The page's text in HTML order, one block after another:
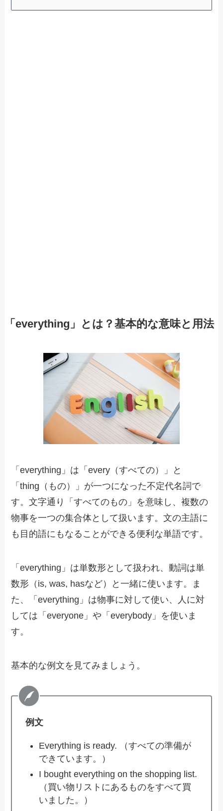
「everything」とは？基本的な意味と用法
「everything」は「every（すべての）」と
「thing（もの）」が一つになった不定代名詞で
す。文字通り「すべてのもの」を意味し、複数の
物事を一つの集合体として扱います。文の主語に
も目的語にもなることができる便利な単語です。
「everything」は単数形として扱われ、動詞は単
数形（is, was, hasなど）と一緒に使います。ま
た、「everything」は物事に対して使い、人に対
しては「everyone」や「everybody」を使いま
す。
基本的な例文を見てみましょう。
例文
Everything is ready. （すべての準備が
できています。）
I bought everything on the shopping list.
（買い物リストにあるものをすべて買
いました。）